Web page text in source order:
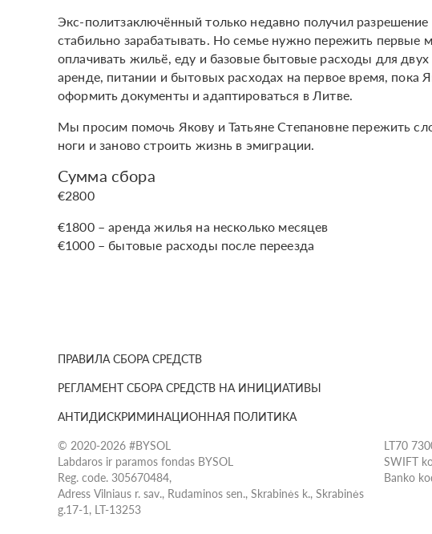
Экс-политзаключённый только недавно получил
стабильно зарабатывать. Но семье нужно пережить первые
оплачивать жильё, еду и базовые бытовые расходы для
аренде, питании и бытовых расходах на первое время, пока
оформить документы и адаптироваться в Литве.
Мы просим помочь Якову и Татьяне Степановне пережить
ноги и заново строить жизнь в эмиграции.
Сумма сбора
€2800
€1800 – аренда жилья на несколько месяцев
€1000 – бытовые расходы после переезда
ПРАВИЛА СБОРА СРЕДСТВ
РЕГЛАМЕНТ СБОРА СРЕДСТВ НА ИНИЦИАТИВЫ
АНТИДИСКРИМИНАЦИОННАЯ ПОЛИТИКА
© 2020-2026 #BYSOL
Labdaros ir paramos fondas BYSOL
Reg. code. 305670484,
Adress Vilniaus r. sav., Rudaminos sen., Skrabinės k., Skrabinės
g.17-1, LT-13253
LT70
SWIFT
Banko